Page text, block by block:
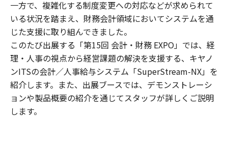
一方で、複雑化する制度変更への対応などが求められて
いる状況を踏まえ、財務会計領域においてシステムを通
じた支援に取り組んできました。
このたび出展する「第15回 会計・財務 EXPO」では、経
理・人事の視点から経営課題の解決を支援する、キヤノ
ンITSの会計／人事給与システム「SuperStream-NX」を
紹介します。また、出展ブースでは、デモンストレーシ
ョンや製品概要の紹介を通じてスタッフが詳しくご説明
します。